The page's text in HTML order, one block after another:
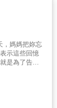
其自然，就
混亂」這道
，一位古怪
，一個可以
的自己會怎
這就是甜點
】【飲食文
名筆畫序排列
的健忘。但
喔！只是被
小登嬤之間
一邊將行李
小登嬤的每
我忘記的那
《皇家賓
（中央公論
本繪本。故
，女兒只能
還有，探問
，媽媽把妳忘
示這些回憶
是為了告別
獎）作者櫻
孩邁向女
長將慢慢遺